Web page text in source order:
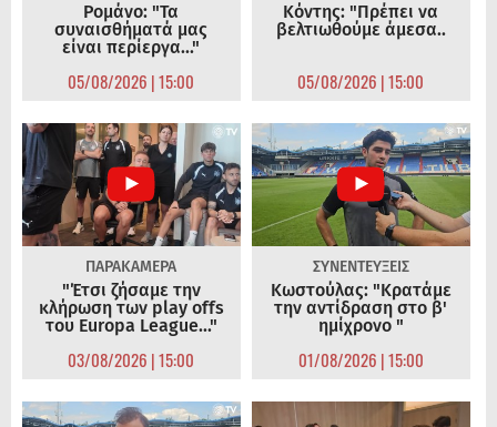
Ρομάνο: "Τα
συναισθήματά μας
είναι περίεργα..."
05/08/2026 | 15:00
Κόντης: "Πρέπει να
βελτιωθούμε άμεσα..
05/08/2026 | 15:00
ΠΑΡΑΚΑΜΕΡΑ
"Έτσι ζήσαμε την
κλήρωση των play offs
του Europa League..."
03/08/2026 | 15:00
ΣΥΝΕΝΤΕΥΞΕΙΣ
Κωστούλας: "Κρατάμε
την αντίδραση στο β'
ημίχρονο "
01/08/2026 | 15:00